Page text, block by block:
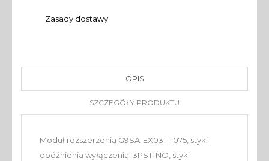
Zasady dostawy
OPIS
SZCZEGÓŁY PRODUKTU
Moduł rozszerzenia G9SA-EX031-T075, styki
opóźnienia wyłączenia: 3PST-NO, styki